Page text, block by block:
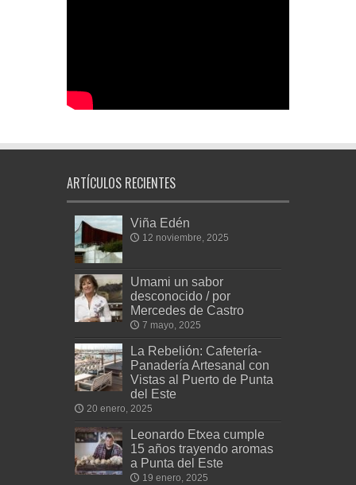
ARTÍCULOS RECIENTES
Viña Edén
12 noviembre, 2025
Umami un sabor
desconocido / por
Mercedes de Castro
7 mayo, 2025
La Rebelión: Cafetería-
Panadería Artesanal con
Vistas al Puerto de Punta
del Este
20 enero, 2025
Leonardo Etxea cumple
15 años trayendo aromas
a Punta del Este
19 enero, 2025